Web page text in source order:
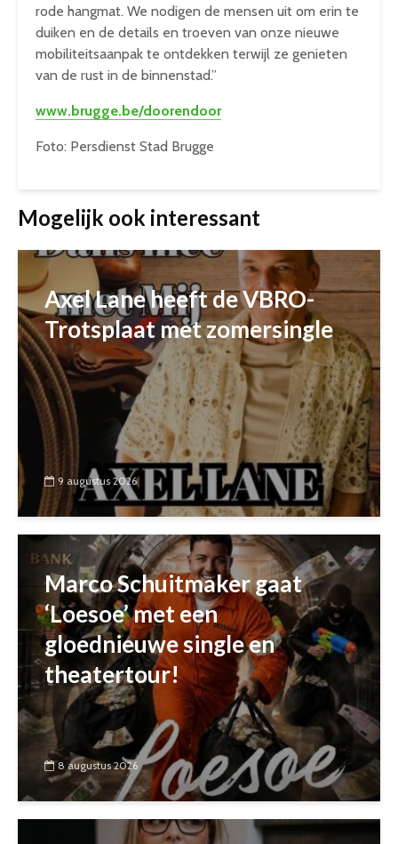
rode hangmat. We nodigen de mensen uit om erin te
duiken en de details en troeven van onze nieuwe
mobiliteitsaanpak te ontdekken terwijl ze genieten
van de rust in de binnenstad.”
www.brugge.be/doorendoor
Foto: Persdienst Stad Brugge
Mogelijk ook interessant
Axel Lane heeft de VBRO-
Trotsplaat met zomersingle
9 augustus 2026
Marco Schuitmaker gaat
‘Loesoe’ met een
gloednieuwe single en
theatertour!
8 augustus 2026